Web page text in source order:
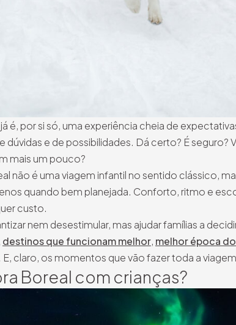
é, por si só, uma experiência cheia de
dúvidas e de possibilidades. Dá certo? É seguro?
mais um pouco?
não é uma viagem infantil no sentido clássico,
quando bem planejada. Conforto, ritmo e
custo.
nem desestimular, mas ajudar famílias a
destinos que funcionam melhor, melhor época
claro, os momentos que vão fazer toda a
Boreal com crianças?